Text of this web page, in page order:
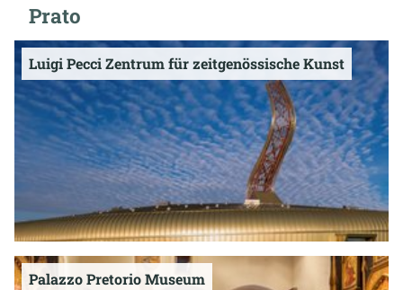
Prato
Luigi Pecci Zentrum für zeitgenössische Kunst
Palazzo Pretorio Museum